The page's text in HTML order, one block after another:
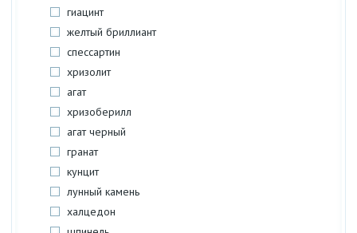
гиацинт
желтый бриллиант
спессартин
хризолит
агат
хризоберилл
агат черный
гранат
кунцит
лунный камень
халцедон